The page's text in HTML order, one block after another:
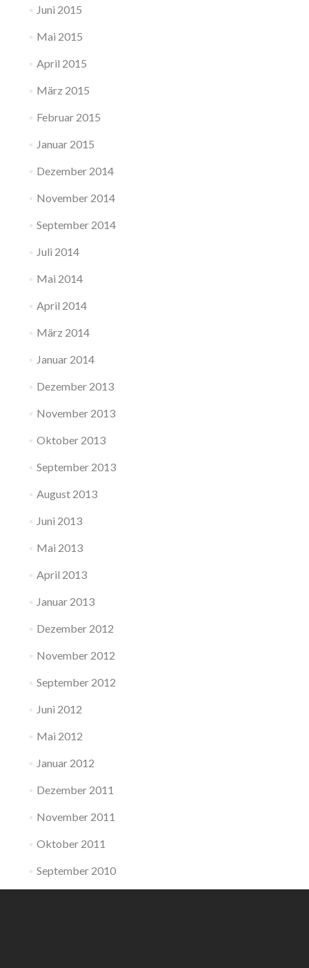
Juni 2015
Mai 2015
April 2015
März 2015
Februar 2015
Januar 2015
Dezember 2014
November 2014
September 2014
Juli 2014
Mai 2014
April 2014
März 2014
Januar 2014
Dezember 2013
November 2013
Oktober 2013
September 2013
August 2013
Juni 2013
Mai 2013
April 2013
Januar 2013
Dezember 2012
November 2012
September 2012
Juni 2012
Mai 2012
Januar 2012
Dezember 2011
November 2011
Oktober 2011
September 2010